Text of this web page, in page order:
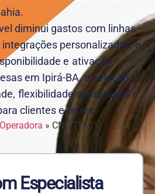
diminui gastos com linhas
personalizadas, e
e ativação
em Ipirá-BA, a solução
flexibilidade operacional e
clientes e times.
Operadora » CNL 71301
Especialista